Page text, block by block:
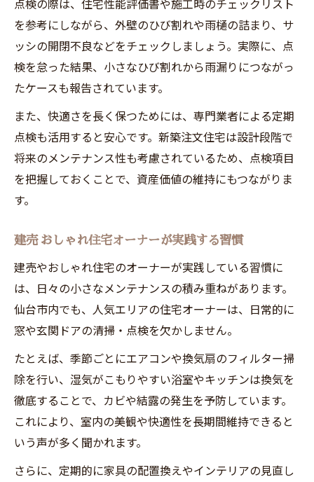
点検の際は、住宅性能評価書や施工時のチェックリスト
を参考にしながら、外壁のひび割れや雨樋の詰まり、サ
ッシの開閉不良などをチェックしましょう。実際に、点
検を怠った結果、小さなひび割れから雨漏りにつながっ
たケースも報告されています。
また、快適さを長く保つためには、専門業者による定期
点検も活用すると安心です。新築注文住宅は設計段階で
将来のメンテナンス性も考慮されているため、点検項目
を把握しておくことで、資産価値の維持にもつながりま
す。
建売 おしゃれ住宅オーナーが実践する習慣
建売やおしゃれ住宅のオーナーが実践している習慣に
は、日々の小さなメンテナンスの積み重ねがあります。
仙台市内でも、人気エリアの住宅オーナーは、日常的に
窓や玄関ドアの清掃・点検を欠かしません。
たとえば、季節ごとにエアコンや換気扇のフィルター掃
除を行い、湿気がこもりやすい浴室やキッチンは換気を
徹底することで、カビや結露の発生を予防しています。
これにより、室内の美観や快適性を長期間維持できると
いう声が多く聞かれます。
さらに、定期的に家具の配置換えやインテリアの見直し